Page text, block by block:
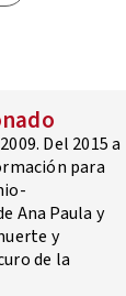
Del 2015 a
para
Ana Paula y
y
de la